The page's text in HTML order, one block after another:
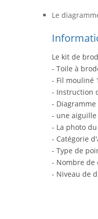
Le
Le kit de
- Toile à
- Fil mouliné
- Instruction
-
- une aiguille
- La photo
- Catégorie
- Type de
- Nombre de
- Niveau de